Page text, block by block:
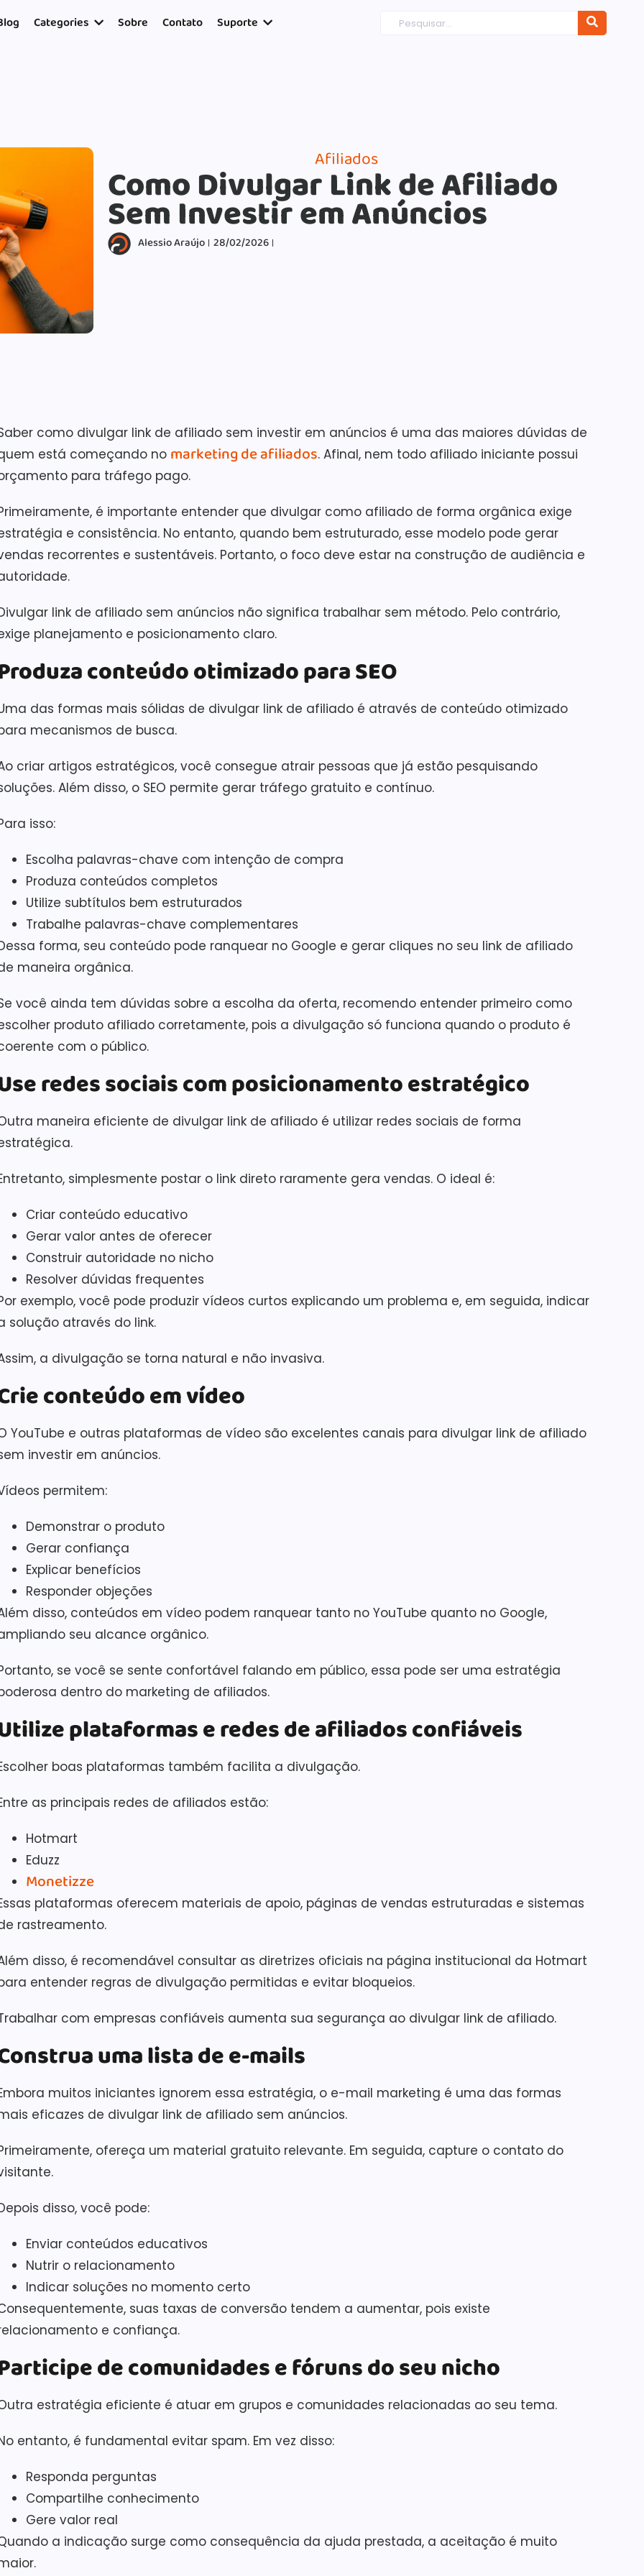
Categories Sobre Contato Suporte
Afiliados
Como Divulgar Link de Afiliado
Sem Investir em Anúncios
Alessio Araújo 28/02/2026
como divulgar link de afiliado sem investir em anúncios é uma das maiores dúvidas de
está começando no marketing de afiliados. Afinal, nem todo afiliado iniciante possui
para tráfego pago.
é importante entender que divulgar como afiliado de forma orgânica exige
e consistência. No entanto, quando bem estruturado, esse modelo pode gerar
recorrentes e sustentáveis. Portanto, o foco deve estar na construção de audiência e
link de afiliado sem anúncios não significa trabalhar sem método. Pelo contrário,
planejamento e posicionamento claro.
conteúdo otimizado para SEO
das formas mais sólidas de divulgar link de afiliado é através de conteúdo otimizado
mecanismos de busca.
criar artigos estratégicos, você consegue atrair pessoas que já estão pesquisando
Além disso, o SEO permite gerar tráfego gratuito e contínuo.
isso:
Escolha palavras-chave com intenção de compra
Produza conteúdos completos
Utilize subtítulos bem estruturados
Trabalhe palavras-chave complementares
forma, seu conteúdo pode ranquear no Google e gerar cliques no seu link de afiliado
maneira orgânica.
você ainda tem dúvidas sobre a escolha da oferta, recomendo entender primeiro como
produto afiliado corretamente, pois a divulgação só funciona quando o produto é
com o público.
redes sociais com posicionamento estratégico
maneira eficiente de divulgar link de afiliado é utilizar redes sociais de forma
simplesmente postar o link direto raramente gera vendas. O ideal é:
Criar conteúdo educativo
Gerar valor antes de oferecer
Construir autoridade no nicho
Resolver dúvidas frequentes
exemplo, você pode produzir vídeos curtos explicando um problema e, em seguida, indicar
solução através do link.
a divulgação se torna natural e não invasiva.
conteúdo em vídeo
YouTube e outras plataformas de vídeo são excelentes canais para divulgar link de afiliado
investir em anúncios.
permitem:
Demonstrar o produto
Gerar confiança
Explicar benefícios
Responder objeções
disso, conteúdos em vídeo podem ranquear tanto no YouTube quanto no Google,
seu alcance orgânico.
se você se sente confortável falando em público, essa pode ser uma estratégia
dentro do marketing de afiliados.
plataformas e redes de afiliados confiáveis
boas plataformas também facilita a divulgação.
as principais redes de afiliados estão:
Hotmart
Eduzz
Monetizze
plataformas oferecem materiais de apoio, páginas de vendas estruturadas e sistemas
rastreamento.
disso, é recomendável consultar as diretrizes oficiais na página institucional da Hotmart
entender regras de divulgação permitidas e evitar bloqueios.
com empresas confiáveis aumenta sua segurança ao divulgar link de afiliado.
uma lista de e-mails
muitos iniciantes ignorem essa estratégia, o e-mail marketing é uma das formas
eficazes de divulgar link de afiliado sem anúncios.
ofereça um material gratuito relevante. Em seguida, capture o contato do
disso, você pode:
Enviar conteúdos educativos
Nutrir o relacionamento
Indicar soluções no momento certo
suas taxas de conversão tendem a aumentar, pois existe
e confiança.
de comunidades e fóruns do seu nicho
estratégia eficiente é atuar em grupos e comunidades relacionadas ao seu tema.
entanto, é fundamental evitar spam. Em vez disso:
Responda perguntas
Compartilhe conhecimento
Gere valor real
a indicação surge como consequência da ajuda prestada, a aceitação é muito